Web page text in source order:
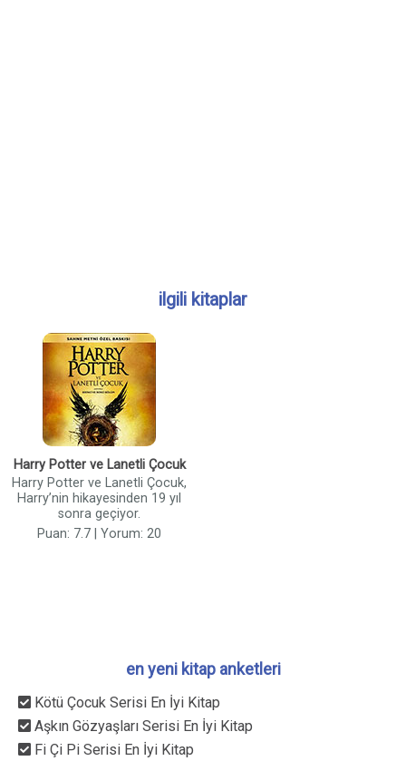
ilgili kitaplar
Harry Potter ve Lanetli Çocuk
Harry Potter ve Lanetli Çocuk,
Harry’nin hikayesinden 19 yıl
sonra geçiyor.
Puan: 7.7 | Yorum: 20
en yeni kitap anketleri
Kötü Çocuk Serisi En İyi Kitap
Aşkın Gözyaşları Serisi En İyi Kitap
Fi Çi Pi Serisi En İyi Kitap